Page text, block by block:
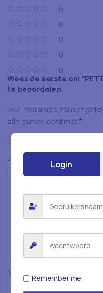
0
0
0
0
0
Wees de eerste om “PET
te beoordelen
Je e-mailadres zal niet
zijn gemarkeerd met *
Je beoordeling
Je beoordeling
Naam
Login
Remember me